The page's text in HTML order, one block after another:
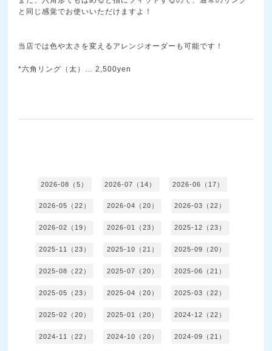
と同じ感覚でお使いいただけますよ！
当店では色や太さを変えるアレンジオーダーも可能です！
*六角リング（太）… 2,500yen
2026-08（5） 2026-07（14） 2026-06（17）
2026-05（22） 2026-04（20） 2026-03（22）
2026-02（19） 2026-01（23） 2025-12（23）
2025-11（23） 2025-10（21） 2025-09（20）
2025-08（22） 2025-07（20） 2025-06（21）
2025-05（23） 2025-04（20） 2025-03（22）
2025-02（20） 2025-01（20） 2024-12（22）
2024-11（22） 2024-10（20） 2024-09（21）